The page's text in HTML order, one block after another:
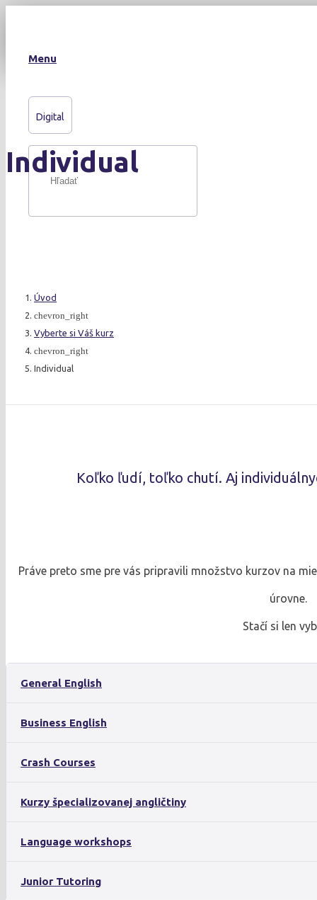
Menu
Digital
Individual
Úvod
chevron_right
Vyberte si Váš kurz
chevron_right
Individual
Koľko ľudí, toľko chutí. Aj
Práve preto sme pre vás pripravili množstvo kurzov na
úrovne.
Stačí si len
General English
Business English
Crash Courses
Kurzy špecializovanej angličtiny
Language workshops
Junior Tutoring